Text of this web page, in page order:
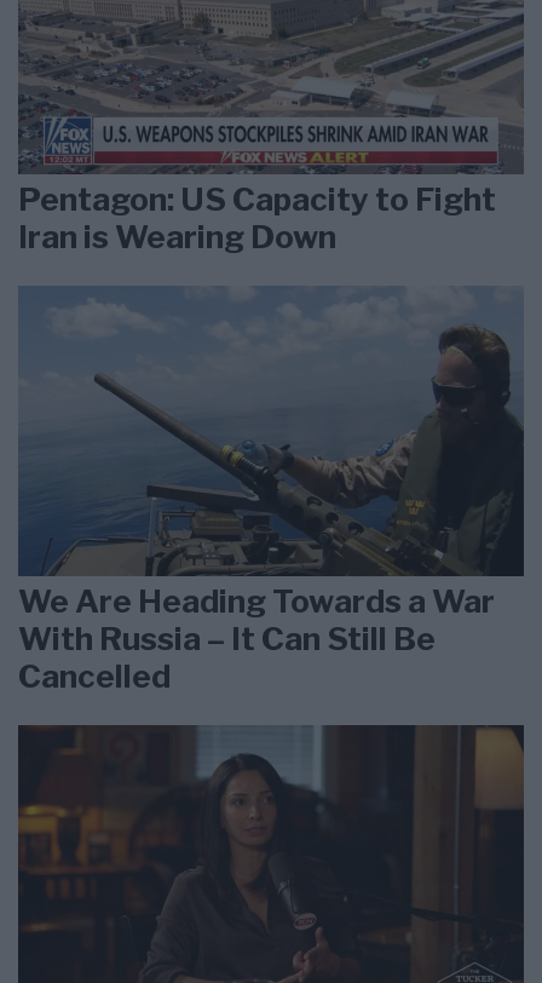
Pentagon: US Capacity to Fight
Iran is Wearing Down
We Are Heading Towards a War
With Russia – It Can Still Be
Cancelled